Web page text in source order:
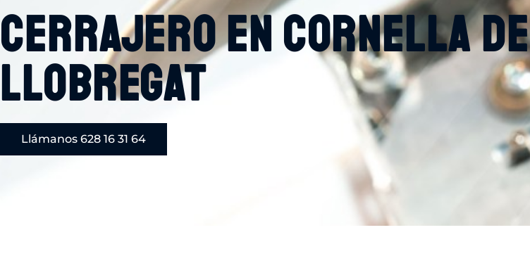
cerrajero en Cornella de
Llobregat
Llámanos 628 16 31 64